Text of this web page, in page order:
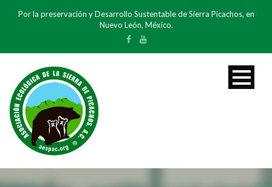
Por la preservación y Desarrollo Sustentable de Sierra Picachos, en
Nuevo León, México.